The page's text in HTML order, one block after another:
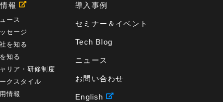
報
ース
セージ
を知る
知る
リア・研修制度
クスタイル
情報
導入事例
セミナー＆イベント
Tech Blog
ニュース
お問い合わせ
English